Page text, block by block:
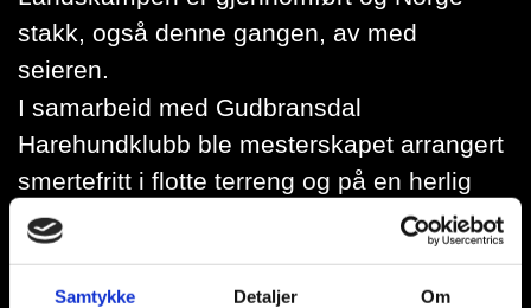
Samtykke Detaljer Om
stakk, også denne gangen, av med
seieren.
I samarbeid med Gudbransdal
Harehundklubb ble mesterskapet arrangert
smertefritt i flotte terreng og på en herlig
lokasjon på Venabygd.
Vi takker Gudbransdal Harehundklubb for